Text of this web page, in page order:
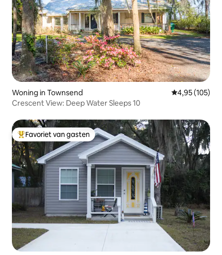
Woning in Townsend Gemiddelde
4,95 (105)
Crescent View: Deep Water Sleeps 10
Topfavoriet van gasten
Favoriet van gasten